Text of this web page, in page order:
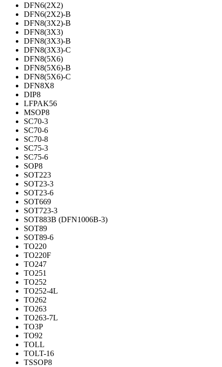
DFN6(2X2)
DFN6(2X2)-B
DFN8(3X2)-B
DFN8(3X3)
DFN8(3X3)-B
DFN8(3X3)-C
DFN8(5X6)
DFN8(5X6)-B
DFN8(5X6)-C
DFN8X8
DIP8
LFPAK56
MSOP8
SC70-3
SC70-6
SC70-8
SC75-3
SC75-6
SOP8
SOT223
SOT23-3
SOT23-6
SOT669
SOT723-3
SOT883B (DFN1006B-3)
SOT89
SOT89-6
TO220
TO220F
TO247
TO251
TO252
TO252-4L
TO262
TO263
TO263-7L
TO3P
TO92
TOLL
TOLT-16
TSSOP8